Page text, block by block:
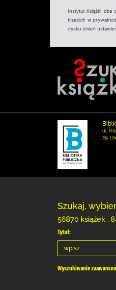
Instytut Książki dba
trzecich w
dysku zmień
ul.
29-
Szukaj,
56870 książek ,
Tytuł:
Wyszukiwanie